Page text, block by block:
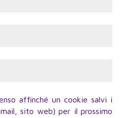
affinché un cookie salvi i
sito web) per il prossimo